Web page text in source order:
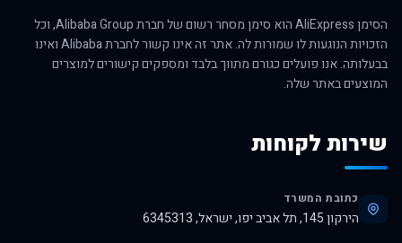
הסימן AliExpress הוא סימן מסחר רשום של חברת Alibaba Group, וכל
הזכויות הנוגעות לו שמורות לה. אתר זה אינו קשור לחברת Alibaba ואינו
בבעלותה. אנו פועלים כגורם מתווך בלבד ומספקים קישורים למוצרים
המוצעים באתר שלה.
שירות לקוחות
כתובת המשרד
הירקון 145, תל אביב יפו, ישראל, 6345313